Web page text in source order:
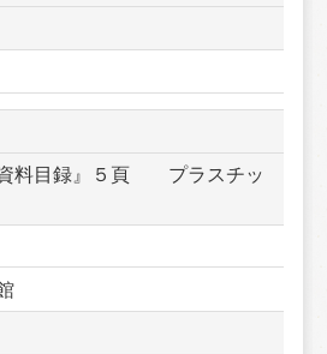
料目録』５頁　　プラスチッ